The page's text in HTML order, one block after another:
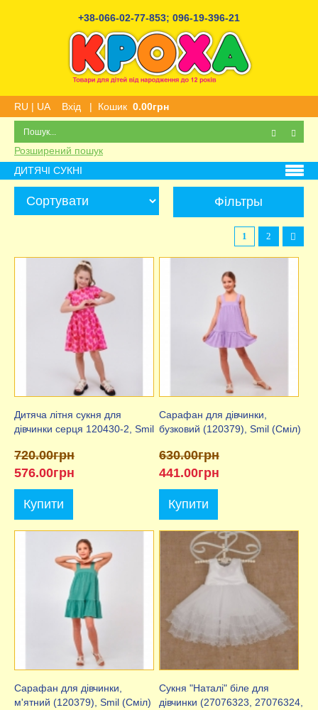
+38-066-02-77-853; 096-19-396-21
RU | UA Вхід | Кошик 0.00грн
Розширений пошук
ДИТЯЧІ СУКНІ
Фільтры
1 2
Дитяча літня сукня для
дівчинки серця 120430-2, Smil
720.00грн
576.00грн
Купити
Сарафан для дівчинки,
бузковий (120379), Smil (Сміл)
630.00грн
441.00грн
Купити
Сарафан для дівчинки,
м'ятний (120379), Smil (Сміл)
Сукня "Наталі" біле для
дівчинки (27076323, 27076324,